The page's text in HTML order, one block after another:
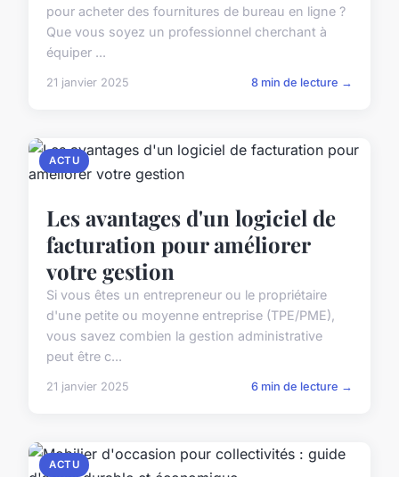
pour acheter des fournitures de bureau en ligne ?
Que vous soyez un professionnel cherchant à
équiper ...
21 janvier 2025 8 min de lecture →
ACTU
Les avantages d'un logiciel de
facturation pour améliorer
votre gestion
Si vous êtes un entrepreneur ou le propriétaire
d'une petite ou moyenne entreprise (TPE/PME),
vous savez combien la gestion administrative
peut être c...
21 janvier 2025 6 min de lecture →
ACTU